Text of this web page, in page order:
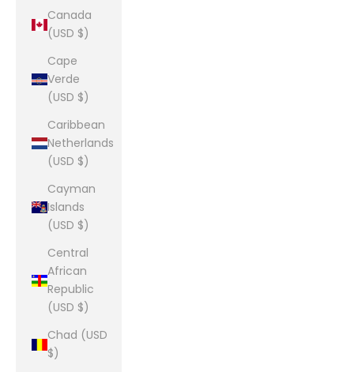
Canada
(USD $)
Cape
Verde
(USD $)
Caribbean
Netherlands
(USD $)
Cayman
Islands
(USD $)
Central
African
Republic
(USD $)
Chad (USD
$)